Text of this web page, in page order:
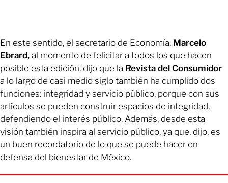
En este sentido, el secretario de Economía, Marcelo
Ebrard, al momento de felicitar a todos los que hacen
posible esta edición, dijo que la Revista del Consumidor
a lo largo de casi medio siglo también ha cumplido dos
funciones: integridad y servicio público, porque con sus
artículos se pueden construir espacios de integridad,
defendiendo el interés público. Además, desde esta
visión también inspira al servicio público, ya que, dijo, es
un buen recordatorio de lo que se puede hacer en
defensa del bienestar de México.